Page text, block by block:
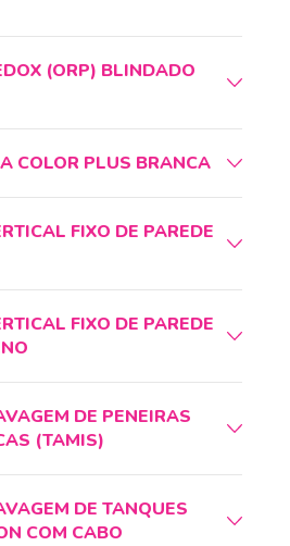
(ORP) BLINDADO
COLOR PLUS BRANCA
FIXO DE PAREDE
FIXO DE PAREDE
DE PENEIRAS
(TAMIS)
DE TANQUES
COM CABO